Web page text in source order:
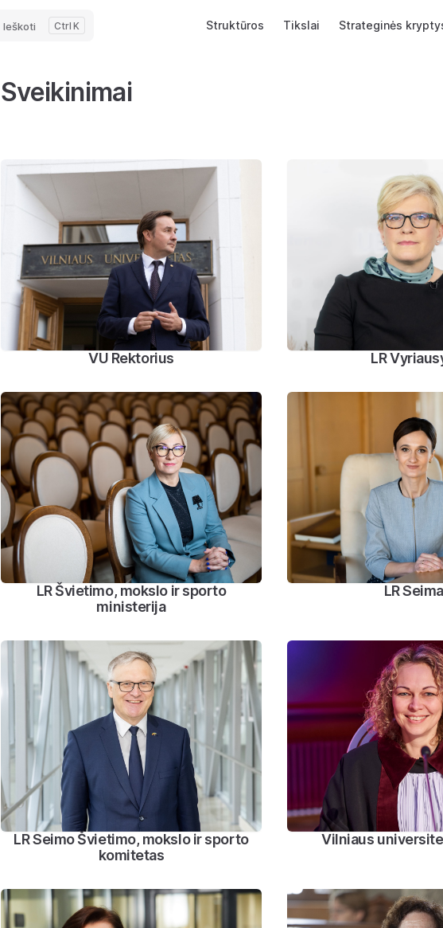
Ieškoti K Struktūros Tikslai Strateginės
Sveikinimai
VU Rektorius LR
LR Švietimo, mokslo ir sporto
ministerija
LR
LR Seimo Švietimo, mokslo ir sporto
komitetas
Vilniaus